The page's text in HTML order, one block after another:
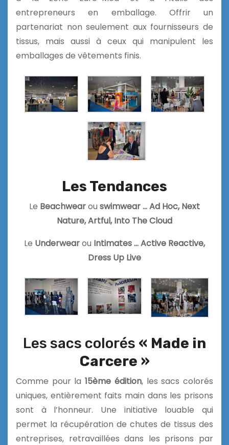
entrepreneurs en emballage. Offrir un
partenariat non seulement aux fournisseurs de
tissus, mais aussi à ceux qui manipulent les
emballages de vêtements finis.
Les Tendances
Le Beachwearou swimwear … Ad Hoc, Next
Nature, Artful, Into The Cloud
Le Underwearou Intimates … Active Reactive,
Dress Up Live
Les sacs colorés « Made in
Carcere »
Comme pour la15ème édition, les sacs colorés
uniques, entièrement faits main dans les prisons
sont à l’honneur. Une initiative louable qui
permet la récupération de chutes de tissus des
entreprises, retravaillées dans les prisons par